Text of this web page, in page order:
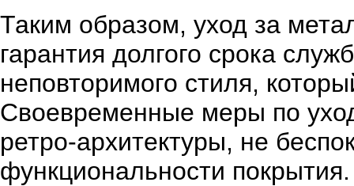
Таким образом, уход за
гарантия долгого срока
неповторимого стиля,
Своевременные меры по
ретро-архитектуры, не
функциональности покрытия.